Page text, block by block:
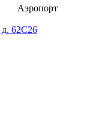
Аэропорт
д. 62С26